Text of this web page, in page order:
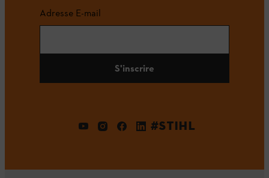
Adresse E-mail
S'inscrire
#STIHL